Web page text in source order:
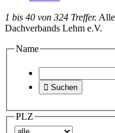
1 bis 40 von 324 Treffer.
Dachverbands Lehm e.V.
Name
 Suchen
PLZ